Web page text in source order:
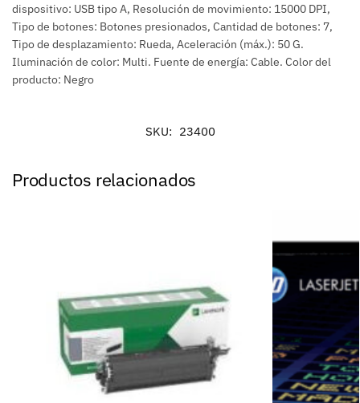
dispositivo: USB tipo A, Resolución de movimiento: 15000 DPI,
Tipo de botones: Botones presionados, Cantidad de botones: 7,
Tipo de desplazamiento: Rueda, Aceleración (máx.): 50 G.
Iluminación de color: Multi. Fuente de energía: Cable. Color del
producto: Negro
SKU: 23400
Productos relacionados